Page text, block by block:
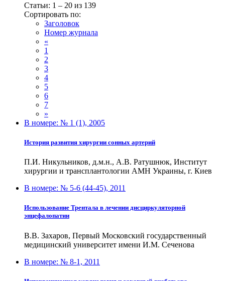
Статьи: 1 – 20 из 139
Сортировать по:
Заголовок
Номер журнала
«
1
2
3
4
5
6
7
»
В номере: № 1 (1), 2005
История развития хирургии сонных артерий
П.И. Никульников, д.м.н., А.В. Ратушнюк, Институт
хирургии и трансплантологии АМН Украины, г. Киев
В номере: № 5-6 (44-45), 2011
Использование Трентала в лечении дисциркуляторной
энцефалопатии
В.В. Захаров, Первый Московский государственный
медицинский университет имени И.М. Сеченова
В номере: № 8-1, 2011